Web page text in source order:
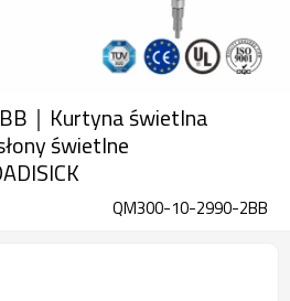
｜Kurtyna świetlna
świetlne
QM300-10-2990-2BB